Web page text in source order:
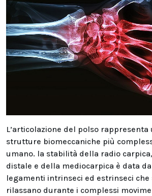
L’articolazione del polso rappresenta
strutture biomeccaniche più
umano. la stabilità della radio
distale e della mediocarpica è data
legamenti intrinseci ed estrinseci che
rilassano durante i complessi